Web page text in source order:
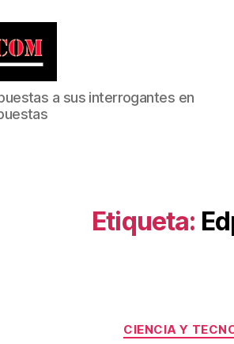
a sus interrogantes en
Etiqueta:
CIENCIA Y